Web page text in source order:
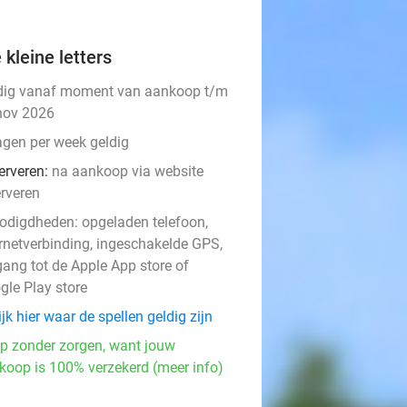
kleine letters
vanaf moment van aankoop t/m
2026
per week geldig
na aankoop via website
opgeladen telefoon,
ingeschakelde GPS,
tot de Apple App store of
Play store
hier waar de spellen geldig zijn
zonder zorgen, want jouw
is 100% verzekerd (meer info)
events
events
events